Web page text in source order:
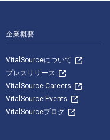
企業概要
VitalSourceについて
プレスリリース
VitalSource Careers
VitalSource Events
VitalSourceブログ